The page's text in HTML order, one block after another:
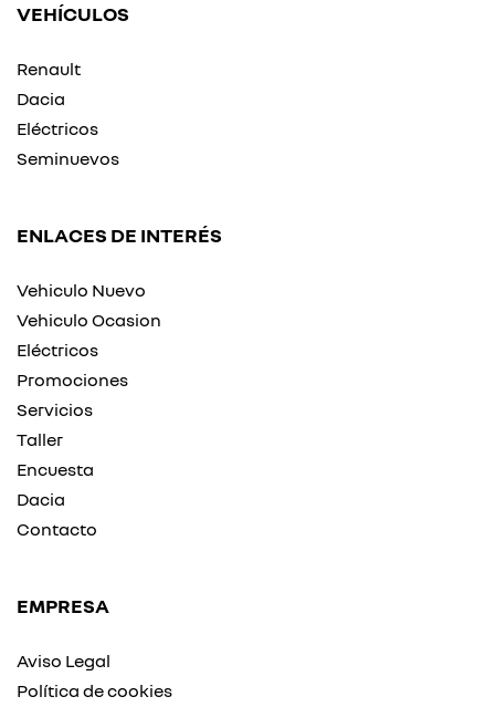
VEHÍCULOS
Renault
Dacia
Eléctricos
Seminuevos
ENLACES DE INTERÉS
Vehiculo Nuevo
Vehiculo Ocasion
Eléctricos
Promociones
Servicios
Taller
Encuesta
Dacia
Contacto
EMPRESA
Aviso Legal
Política de cookies